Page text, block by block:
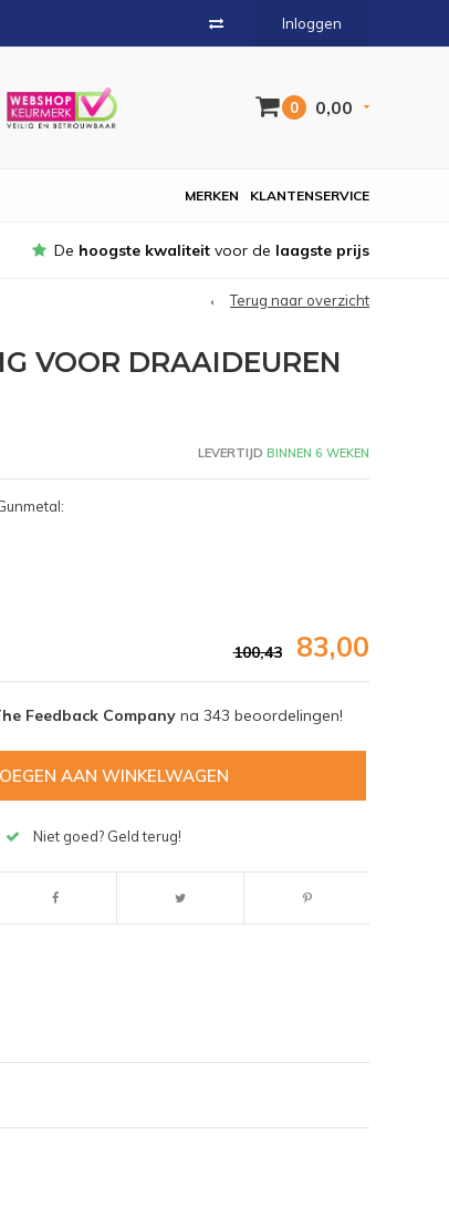
Inloggen
0 0,00
KLANTENSERVICE
MERKEN
De hoogste kwaliteit voor de laagste prijs
Terug naar overzicht
VOOR DRAAIDEUREN
LEVERTIJD BINNEN 6 WEKEN
100,43 83,00
Feedback Companyna 343 beoordelingen!
AAN WINKELWAGEN
Niet goed? Geld terug!